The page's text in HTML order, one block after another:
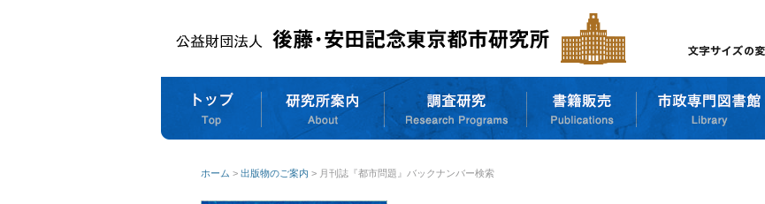
ホーム > 出版物のご案内 > 月刊誌『都市問題』バックナンバー検索